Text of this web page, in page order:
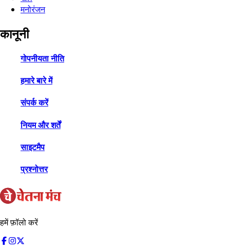
मनोरंजन
कानूनी
गोपनीयता नीति
हमारे बारे में
संपर्क करें
नियम और शर्तें
साइटमैप
प्रश्नोत्तर
हमें फ़ॉलो करें